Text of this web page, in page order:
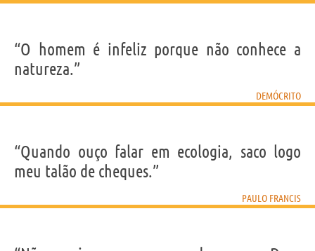
“O homem é infeliz porque não conhece a
natureza.”
DEMÓCRITO
“Quando ouço falar em ecologia, saco logo
meu talão de cheques.”
PAULO FRANCIS